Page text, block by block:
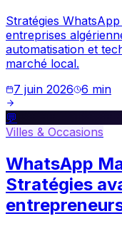
Stratégies
entreprises
automatisation et
marché local.
7 juin 2026 6 min
💬
Villes & Occasions
WhatsApp
Stratégies